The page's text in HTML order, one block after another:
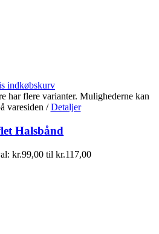
indkøbskurv
har flere varianter. Mulighederne kan
varesiden / Detaljer
Halsbånd
kr.99,00 til kr.117,00